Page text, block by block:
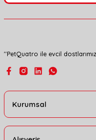
''PetQuatro ile evcil
Kurumsal